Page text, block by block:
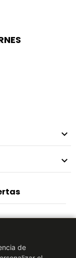


de